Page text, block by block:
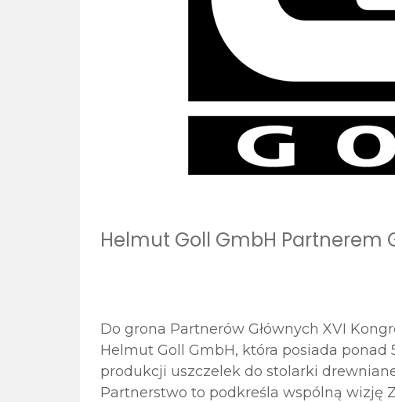
Helmut Goll GmbH Partnerem
Do grona Partnerów Głównych XVI
Helmut Goll GmbH, która posiada
produkcji uszczelek do stolarki
Partnerstwo to podkreśla wspólną wizję